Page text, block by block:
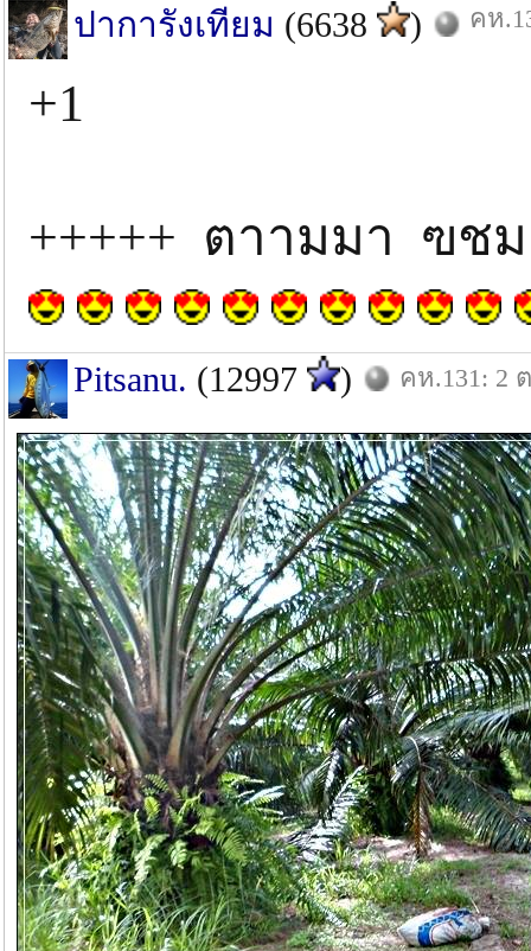
ปาการังเทียม (6638 ) คห
+1
+++++ ตาามมา ฃชม
Pitsanu. (12997 ) คห.131: 2